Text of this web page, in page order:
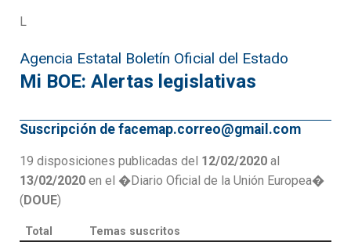
L
Agencia Estatal Boletín Oficial del Estado
Mi BOE: Alertas legislativas
Suscripción de facemap.correo@gmail.com
19 disposiciones publicadas del 12/02/2020 al
13/02/2020 en el �Diario Oficial de la Unión Europea�
( DOUE)
Total
Temas suscritos